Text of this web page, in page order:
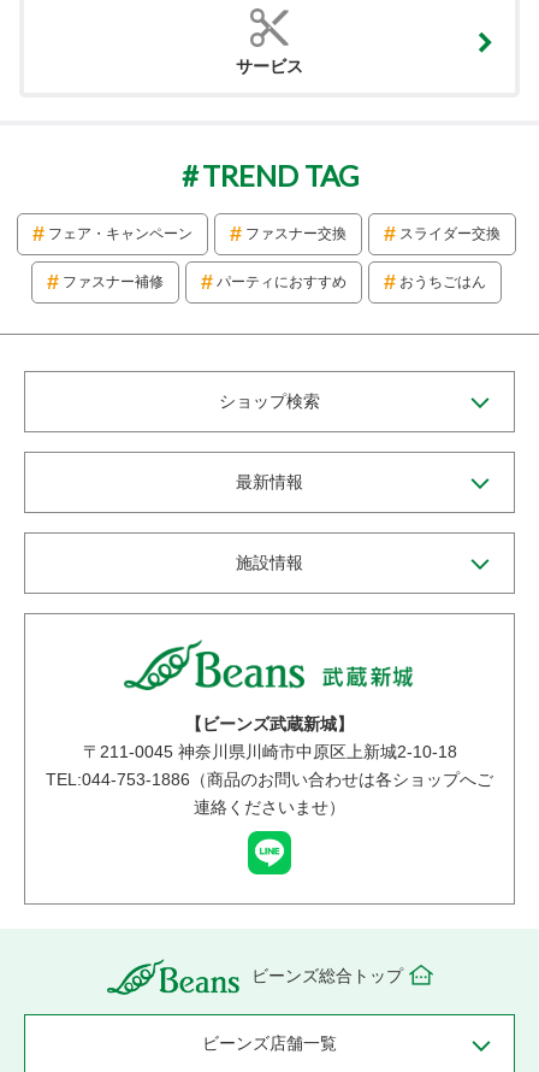
サービス
TREND TAG
フェア・キャンペーン ファスナー交換 スライダー交換
ファスナー補修 パーティにおすすめ おうちごはん
ショップ検索
最新情報
施設情報
【ビーンズ武蔵新城】
〒 211-0045神奈川県川崎市中原区上新城2-10-18
TEL:044-753-1886（商品のお問い合わせは各ショップへご
連絡くださいませ）
ビーンズ総合トップ
ビーンズ店舗一覧